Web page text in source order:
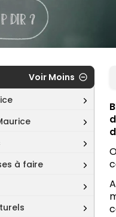
Voir Moins
à faire